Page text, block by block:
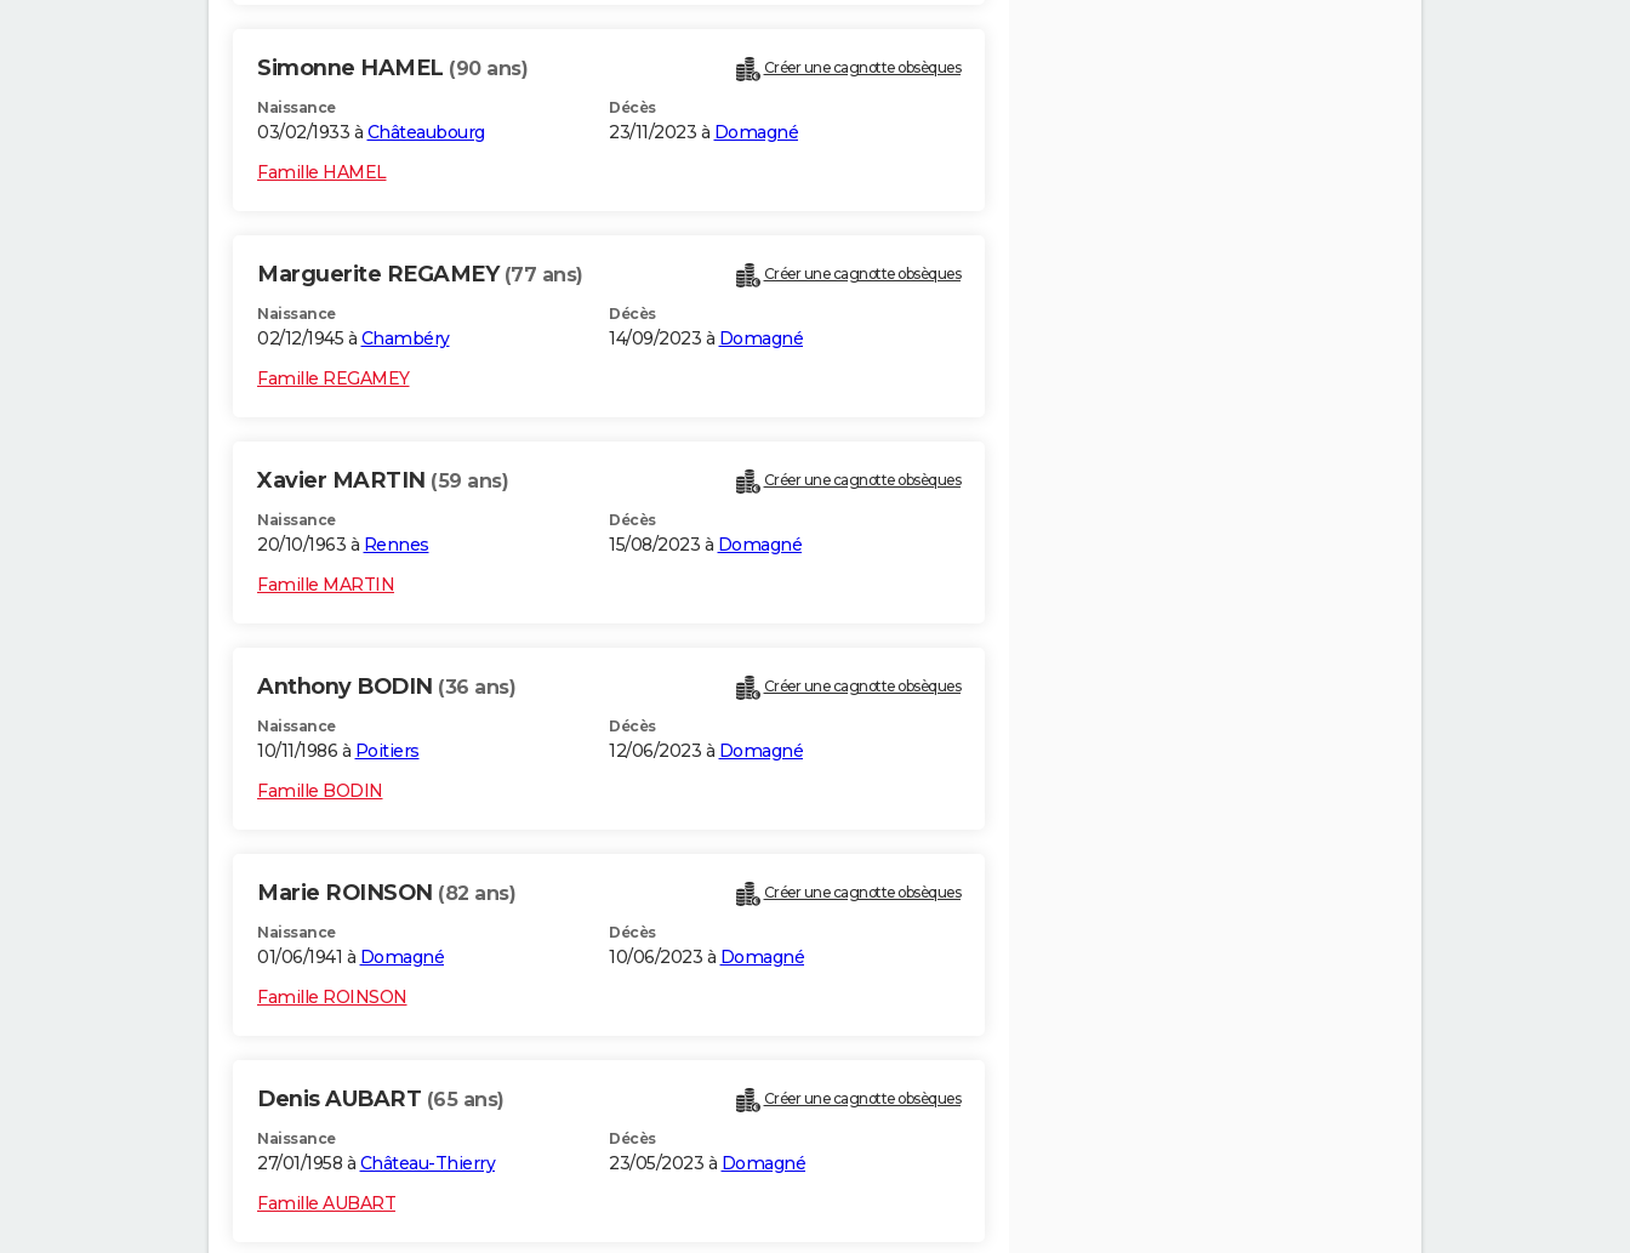
Simonne HAMEL (90 ans) Créer une cagnotte obsèques
Naissance
03/02/1933 à Châteaubourg
Décès
23/11/2023 à Domagné
Famille HAMEL
Marguerite REGAMEY (77 ans) Créer une cagnotte obsèques
Naissance
02/12/1945 à Chambéry
Décès
14/09/2023 à Domagné
Famille REGAMEY
Xavier MARTIN (59 ans) Créer une cagnotte obsèques
Naissance
20/10/1963 à Rennes
Décès
15/08/2023 à Domagné
Famille MARTIN
Anthony BODIN (36 ans) Créer une cagnotte obsèques
Naissance
10/11/1986 à Poitiers
Décès
12/06/2023 à Domagné
Famille BODIN
Marie ROINSON (82 ans) Créer une cagnotte obsèques
Naissance
01/06/1941 à Domagné
Décès
10/06/2023 à Domagné
Famille ROINSON
Denis AUBART (65 ans) Créer une cagnotte obsèques
Naissance
27/01/1958 à Château-Thierry
Décès
23/05/2023 à Domagné
Famille AUBART